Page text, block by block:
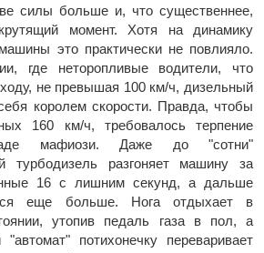
силы больше и, что существеннее,
момент. Хотя на динамику
это практически не повлияло.
где неторопливые водители, что
не превышая 100 км/ч, дизельный
королем скорости. Правда, чтобы
160 км/ч, требовалось терпение
мафиози. Даже до "сотни"
турбодизель разгоняет машину за
16 с лишним секунд, а дальше
еще больше. Нога отдыхает в
утопив педаль газа в пол, а
"автомат" потихонечку переваривает